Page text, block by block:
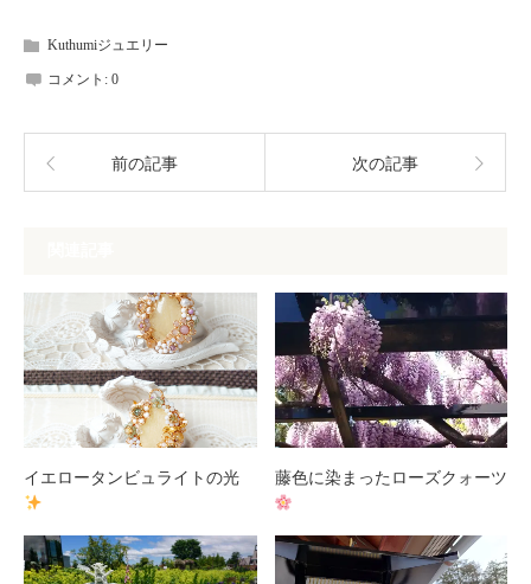
Kuthumiジュエリー
コメント: 0
前の記事 次の記事
イエロータンビュライトの光 藤色に染まったローズクォーツ